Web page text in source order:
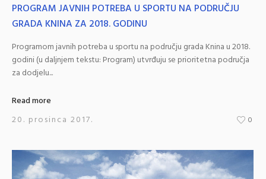
PROGRAM JAVNIH POTREBA U SPORTU NA PODRUČJU
GRADA KNINA ZA 2018. GODINU
Programom javnih potreba u sportu na području grada Knina u 2018.
godini (u daljnjem tekstu: Program) utvrđuju se prioritetna područja
za dodjelu...
Read more
20. prosinca 2017.
0